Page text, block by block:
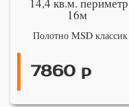
16м
Полотно MSD классик
7860 р